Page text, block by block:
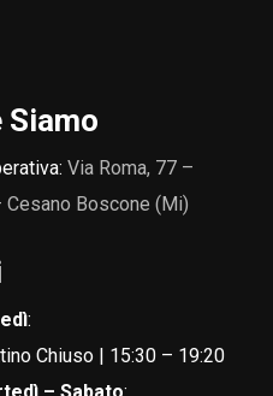
Siamo
Via Roma, 77 –
Cesano Boscone (Mi)
:
Chiuso | 15:30 – 19:20
– Sabato: